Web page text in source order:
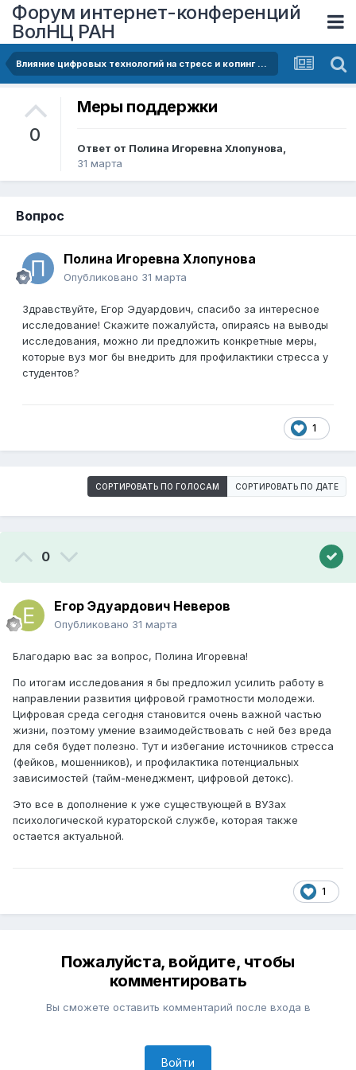
Форум интернет-конференций
ВолНЦ РАН
Влияние цифровых технологий на стресс и копинг современного студента
0
Меры поддержки
Ответ от Полина Игоревна Хлопунова,
31 марта
Вопрос
Полина Игоревна Хлопунова
Опубликовано 31 марта
Здравствуйте, Егор Эдуардович, спасибо за интересное
исследование! Скажите пожалуйста, опираясь на выводы
исследования, можно ли предложить конкретные меры,
которые вуз мог бы внедрить для профилактики стресса у
студентов?
1
СОРТИРОВАТЬ ПО ГОЛОСАМ СОРТИРОВАТЬ ПО ДАТЕ
0
Егор Эдуардович Неверов
Опубликовано 31 марта
Благодарю вас за вопрос, Полина Игоревна!
По итогам исследования я бы предложил усилить работу в
направлении развития цифровой грамотности молодежи.
Цифровая среда сегодня становится очень важной частью
жизни, поэтому умение взаимодействовать с ней без вреда
для себя будет полезно. Тут и избегание источников стресса
(фейков, мошенников), и профилактика потенциальных
зависимостей (тайм-менеджмент, цифровой детокс).
Это все в дополнение к уже существующей в ВУЗах
психологической кураторской службе, которая также
остается актуальной.
1
Пожалуйста, войдите, чтобы
комментировать
Вы сможете оставить комментарий после входа в
Войти